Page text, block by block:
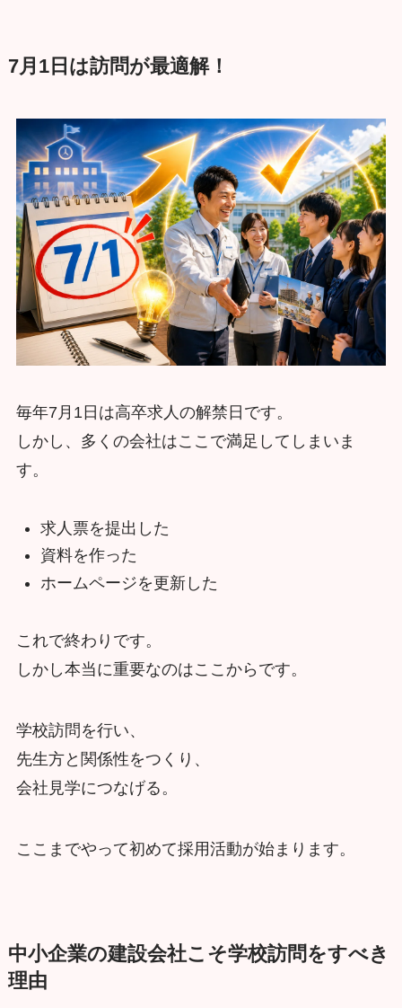
7月1日は訪問が最適解！
毎年7月1日は高卒求人の解禁日です。
しかし、多くの会社はここで満足してしまいま
す。
求人票を提出した
資料を作った
ホームページを更新した
これで終わりです。
しかし本当に重要なのはここからです。
学校訪問を行い、
先生方と関係性をつくり、
会社見学につなげる。
ここまでやって初めて採用活動が始まります。
中小企業の建設会社こそ学校訪問をすべき
理由